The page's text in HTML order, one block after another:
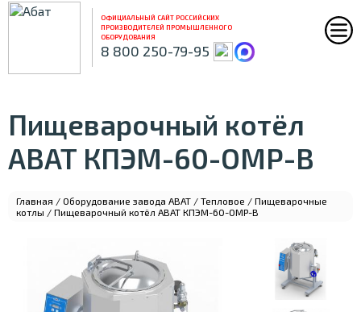
ОФИЦИАЛЬНЫЙ САЙТ РОССИЙСКИХ
ПРОИЗВОДИТЕЛЕЙ ПРОМЫШЛЕННОГО
ОБОРУДОВАНИЯ
8 800 250-79-95
Пищеварочный котёл
ABAT КПЭМ-60-ОМР-В
Главная / Оборудование завода ABAT / Тепловое / Пищеварочные
котлы / Пищеварочный котёл ABAT КПЭМ-60-ОМР-В